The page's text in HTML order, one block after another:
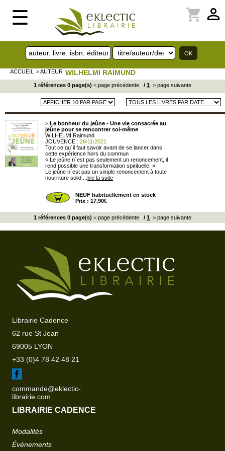
☰ perm_identity
shopping_cart
ACCUEIL > AUTEUR WILHELMI RAIMUND
1 références 0 page(s) < page précédente / 1 > page suivante
> Le bonheur du jeûne - Une vie consacrée au
jeûne pour se rencontrer soi-même
WILHELMI Raimund
JOUVENCE : 26/11/2021
Tout ce qu´il faut savoir avant de se lancer dans
cette expérience hors du commun
« Le jeûne n´est pas seulement un renoncement, il
rend possible une transformation spirituelle. »
Le jeûne n´est pas un simple renoncement à toute
nourriture solid ... lire la suite
NEUF habituellement en stock
Prix : 17.90€
1 références 0 page(s) < page précédente / 1 > page suivante
Librairie Cadence
62 rue St Jean
69005 LYON
+33 (0)4 78 42 48 21
commande@eklectic-
librairie.com
LIBRAIRIE CADENCE
Modalités
Événements